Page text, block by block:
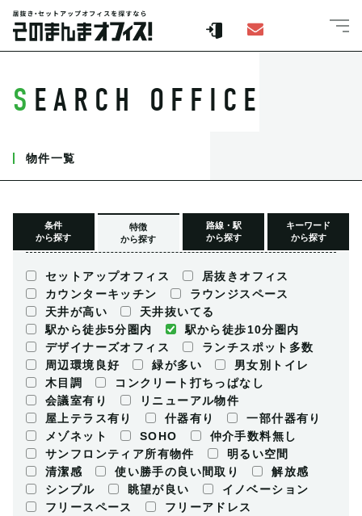
SEARCH OFFICE
物件一覧
条件
から探す
特徴
から探す
路線・駅
から探す
キーワード
から探す
セットアップオフィス
居抜きオフィス
カウンターキッチン
ラウンジスペース
天井が高い
天井抜いてる
駅から徒歩5分圏内
駅から徒歩10分圏内
デザイナーズオフィス
ランチスポット多数
周辺環境良好
緑が多い
男女別トイレ
木目調
コンクリート打ちっぱなし
会議室有り
リニューアル物件
屋上テラス有り
什器有り
一部什器有り
メゾネット
SOHO
仲介手数料無し
サンフロンティア所有物件
明るい空間
清潔感
使い勝手の良い間取り
解放感
シンプル
眺望が良い
イノベーション
フリースペース
フリーアドレス